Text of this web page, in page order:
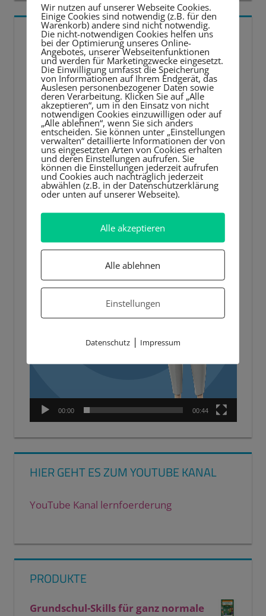
5 BESTE LERNTIPPS
Video-
Player
00:00 00:44
HIER GEHT ES ZUM YOUTUBE KANAL
YouTube Kanal lernfoerderung
PRODUKTE
Grundschul-Skills für ganz normale
Wir nutzen auf unserer Webseite Cookies.
Einige Cookies sind notwendig (z.B. für den
Warenkorb) andere sind nicht notwendig.
Die nicht-notwendigen Cookies helfen uns
bei der Optimierung unseres Online-
Angebotes, unserer Webseitenfunktionen
und werden für Marketingzwecke eingesetzt.
Die Einwilligung umfasst die Speicherung
von Informationen auf Ihrem Endgerät, das
Auslesen personenbezogener Daten sowie
deren Verarbeitung. Klicken Sie auf „Alle
akzeptieren“, um in den Einsatz von nicht
notwendigen Cookies einzuwilligen oder auf
„Alle ablehnen“, wenn Sie sich anders
entscheiden. Sie können unter „Einstellungen
verwalten“ detaillierte Informationen der von
uns eingesetzten Arten von Cookies erhalten
und deren Einstellungen aufrufen. Sie
können die Einstellungen jederzeit aufrufen
und Cookies auch nachträglich jederzeit
abwählen (z.B. in der Datenschutzerklärung
oder unten auf unserer Webseite).
Alle akzeptieren
Alle ablehnen
Einstellungen
Datenschutz| Impressum